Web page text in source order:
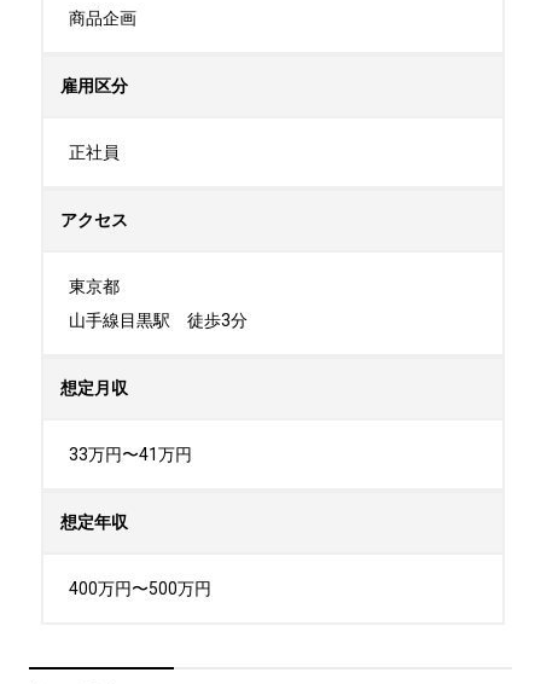
商品企画
雇用区分
正社員
アクセス
東京都
山手線目黒駅　徒歩3分
想定月収
33万円〜41万円
想定年収
400万円〜500万円